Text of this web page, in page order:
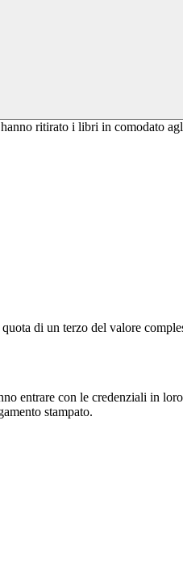
ritirato i libri in comodato
di un terzo del valore
entrare con le credenziali in
stampato.